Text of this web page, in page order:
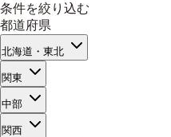
条件を絞り込む
都道府県
北海道・東北
関東
中部
関西